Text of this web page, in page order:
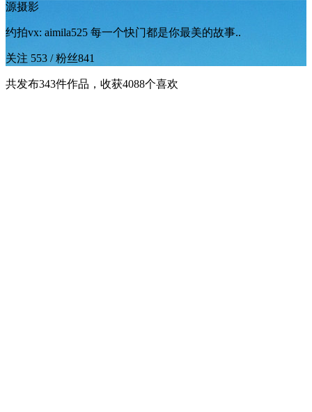
源摄影
约拍vx: aimila525 每一个快门都是你最美的故事..
关注 553 /粉丝841
共发布343件作品，收获4088个喜欢